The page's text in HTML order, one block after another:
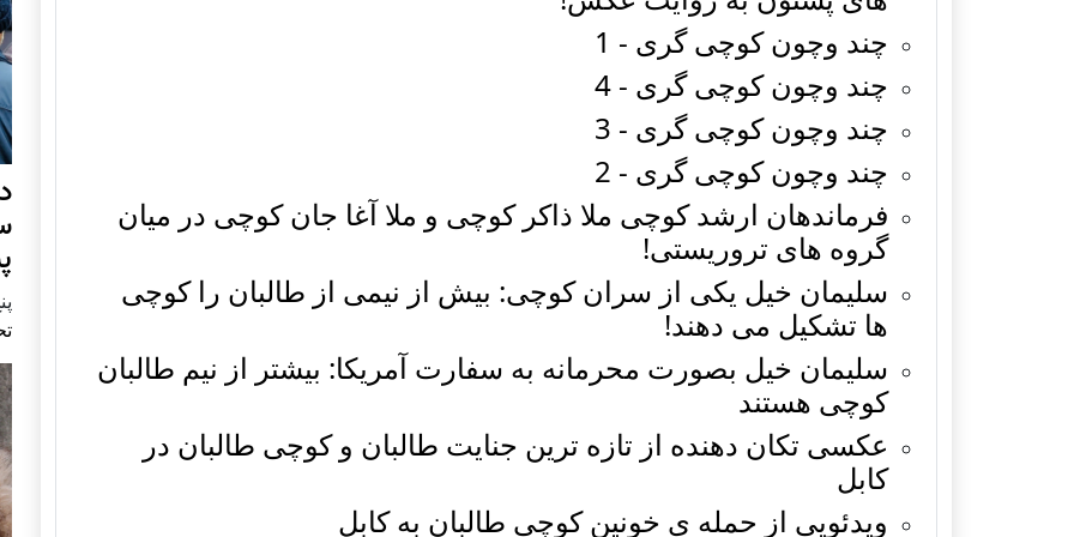
چند وچون کوچی گری - 1
چند وچون کوچی گری - 4
چند وچون کوچی گری - 3
چند وچون کوچی گری - 2
فرماندهان ارشد کوچی ملا ذاکر کوچی و ملا آغا جان کوچی در میان
گروه های تروریستی!
سلیمان خیل یکی از سران کوچی: بیش از نیمی از طالبان را کوچی
ها تشکیل می دهند!
سلیمان خیل بصورت محرمانه به سفارت آمریکا: بیشتر از نیم طالبان
کوچی هستند
عکسی تکان دهنده از تازه ترین جنایت طالبان و کوچی طالبان در
کابل
ویدئویی از حمله ی خونین کوچی طالبان به کابل